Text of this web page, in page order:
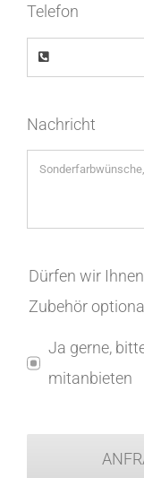
Telefon
Nachricht
Dürfen wir
Zubehör
Ja gerne,
mitanbieten